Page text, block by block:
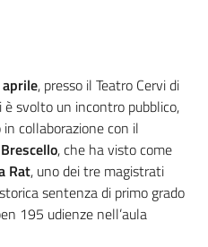
, presso il Teatro Cervi di
è svolto un incontro pubblico,
collaborazione con il
, che ha visto come
Rat, uno dei tre magistrati
sentenza di primo grado
195 udienze nell’aula